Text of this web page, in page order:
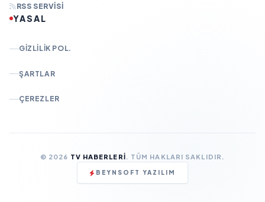
RSS SERVISI
YASAL
GIZLILIK POL.
ŞARTLAR
ÇEREZLER
© 2026 TV HABERLERI. TÜM HAKLARI SAKLIDIR.
BEYNSOFT YAZILIM